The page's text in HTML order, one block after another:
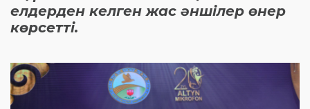
елдерден келген жас әншілер өнер
көрсетті.